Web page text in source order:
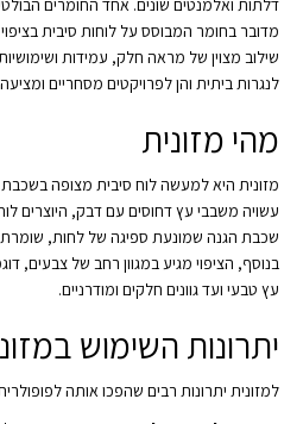
דלתות ואלמנטים שונים. אחד החומרים
מדובר בחומר המבוסס על לוחות סיבית
שילוב מצוין של מראה חלק, עמידות
לנגרות ביתית והן לפרויקטים מסחריים
מהי מזונית
מזונית היא למעשה לוח סיבית מצופה
עשויה משבבי עץ דחוסים עם דבק, היוצרים
שכבת הגנה שמונעת ספיגה של לחות, שומרת
בנוסף, הציפוי מגיע במגוון רחב של צבעים,
עץ טבעי ועד גוונים חלקים ומודרניים.
יתרונות השימוש
למזונית יתרונות רבים שהפכו אותה